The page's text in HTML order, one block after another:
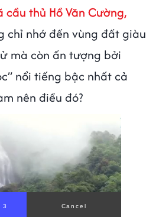
cầu thủ Hồ Văn Cường,
chỉ nhớ đến vùng đất giàu
mà còn ấn tượng bởi
nổi tiếng bậc nhất cả
nên điều đó?
1 Cancel